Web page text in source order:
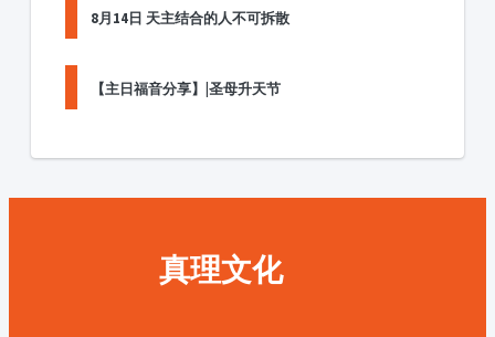
8月14日 天主结合的人不可拆散
【主日福音分享】|圣母升天节
真理文化